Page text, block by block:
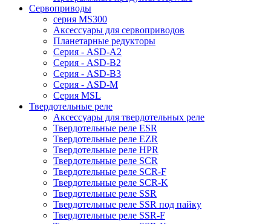
Сервоприводы
серия MS300
Аксессуары для сервоприводов
Планетарные редукторы
Серия - ASD-A2
Серия - ASD-B2
Серия - ASD-B3
Серия - ASD-M
Серия MSL
Твердотельные реле
Аксессуары для твердотельных реле
Твердотельные реле ESR
Твердотельные реле EZR
Твердотельные реле HPR
Твердотельные реле SCR
Твердотельные реле SCR-F
Твердотельные реле SCR-K
Твердотельные реле SSR
Твердотельные реле SSR под пайку
Твердотельные реле SSR-F